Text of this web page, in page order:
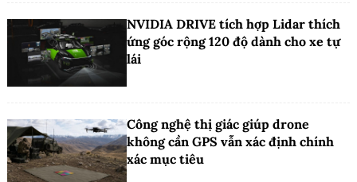
NVIDIA DRIVE tích hợp Lidar thích
ứng góc rộng 120 độ dành cho xe tự
lái
Công nghệ thị giác giúp drone
không cần GPS vẫn xác định chính
xác mục tiêu